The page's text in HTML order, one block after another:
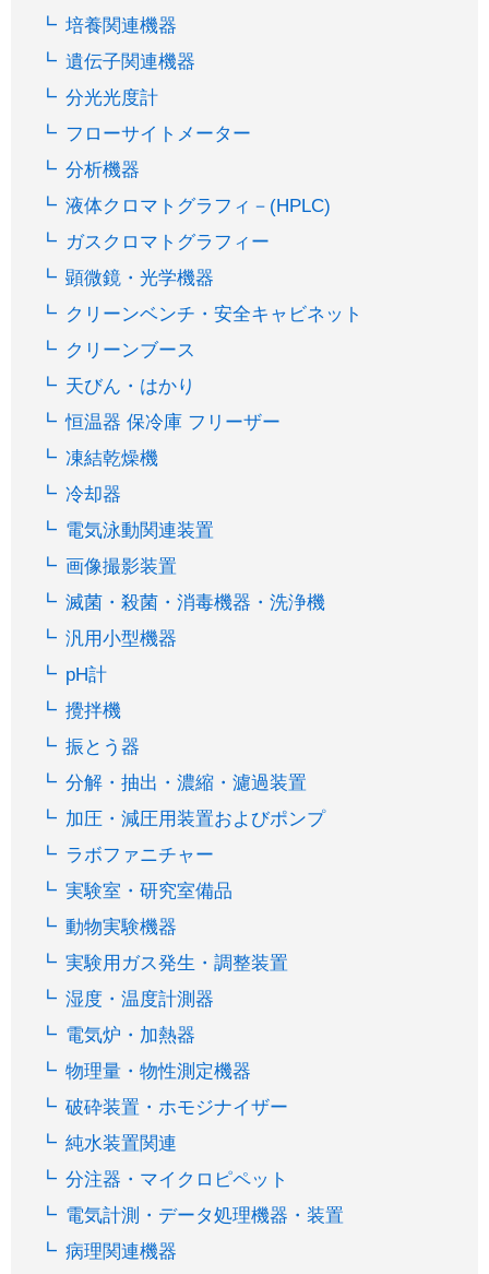
培養関連機器
遺伝子関連機器
分光光度計
フローサイトメーター
分析機器
液体クロマトグラフィ－(HPLC)
ガスクロマトグラフィー
顕微鏡・光学機器
クリーンベンチ・安全キャビネット
クリーンブース
天びん・はかり
恒温器 保冷庫 フリーザー
凍結乾燥機
冷却器
電気泳動関連装置
画像撮影装置
滅菌・殺菌・消毒機器・洗浄機
汎用小型機器
pH計
攪拌機
振とう器
分解・抽出・濃縮・濾過装置
加圧・減圧用装置およびポンプ
ラボファニチャー
実験室・研究室備品
動物実験機器
実験用ガス発生・調整装置
湿度・温度計測器
電気炉・加熱器
物理量・物性測定機器
破砕装置・ホモジナイザー
純水装置関連
分注器・マイクロピペット
電気計測・データ処理機器・装置
病理関連機器